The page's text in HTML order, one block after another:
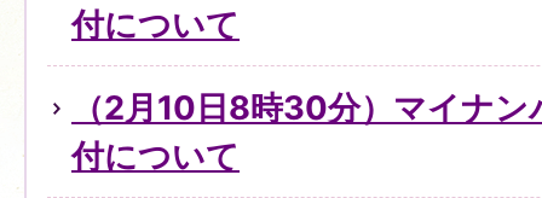
付について
（2月10日8時30分）マイナ
付について